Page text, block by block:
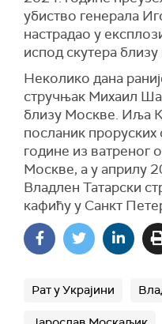
убиство генерала
настрадао у
испод скутера
Неколико дана
стручњак Михаил
близу Москве. Иља
посланик проруских
године из ватреног
Москве, а у априлу
Владлен Татарски
кафићу у Санкт
Рат у Украјини